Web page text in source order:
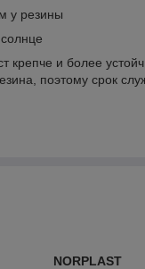
у резины
крепче и более
поэтому срок
NORPLAST